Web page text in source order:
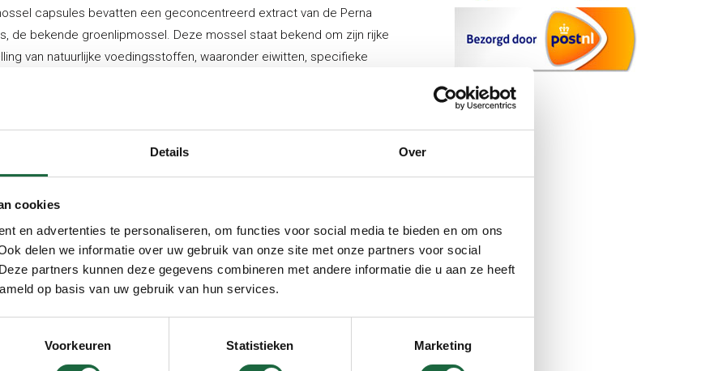
Details Over
cookies
en advertenties te personaliseren, om functies voor social media te bieden en om ons
delen we informatie over uw gebruik van onze site met onze partners voor social
partners kunnen deze gegevens combineren met andere informatie die u aan ze heeft
op basis van uw gebruik van hun services.
Voorkeuren Statistieken Marketing
capsules bevatten een geconcentreerd extract van de Perna
de bekende groenlipmossel. Deze mossel staat bekend om zijn rijke
van natuurlijke voedingsstoffen, waaronder eiwitten, specifieke
zuivere mosselen – zonder toevoegingen, medicamenten of
informatie over
de Dosha’s
gekalmeerd
wordt mild in balans gebracht